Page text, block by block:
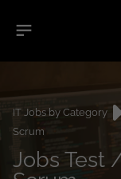
IT Jobs by Category
Scrum
Jobs Test